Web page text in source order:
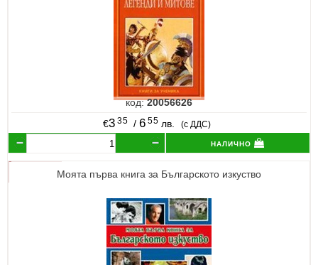
код:20056626
€3 35 /6 55 лв. (с ДДС)
налично
Моята първа книга за Българското изкуство